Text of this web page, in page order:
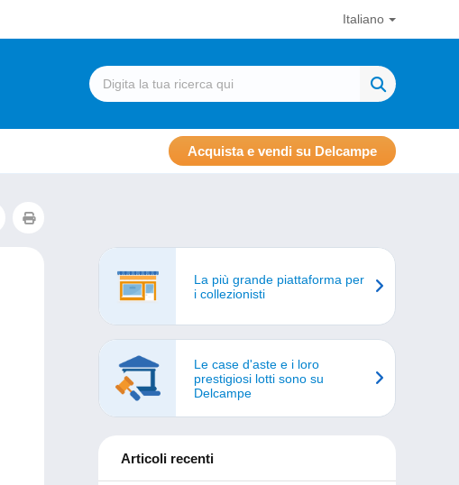
Italiano
Acquista e vendi su Delcampe
La più grande piattaforma per
i collezionisti
Le case d'aste e i loro
prestigiosi lotti sono su
Delcampe
Articoli recenti